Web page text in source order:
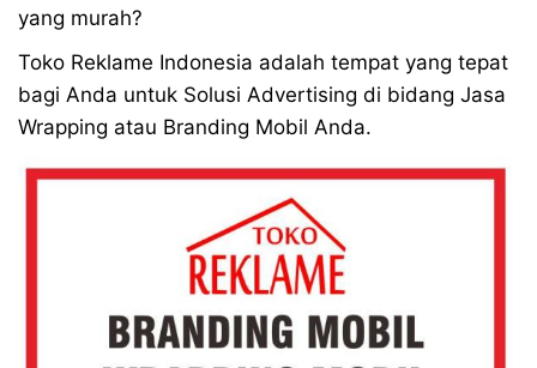
yang murah?
Toko Reklame Indonesia adalah tempat yang tepat
bagi Anda untuk Solusi Advertising di bidang Jasa
Wrapping atau Branding Mobil Anda.